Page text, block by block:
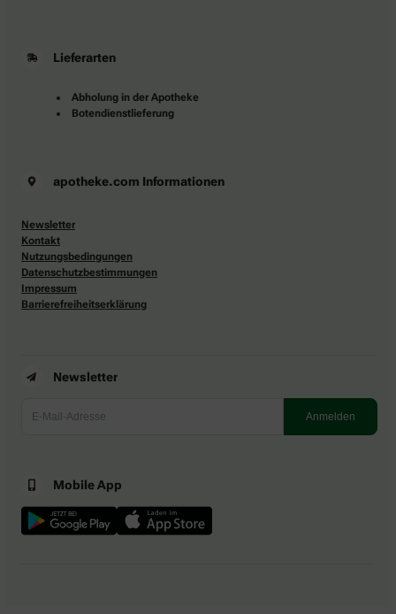
Lieferarten
Abholung in der Apotheke
Botendienstlieferung
apotheke.com Informationen
Newsletter
Kontakt
Nutzungsbedingungen
Datenschutzbestimmungen
Impressum
Barrierefreiheitserklärung
Newsletter
Mobile App